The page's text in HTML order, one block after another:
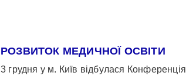
РОЗВИТОК МЕДИЧНОЇ ОСВІТИ
3 грудня у м. Київ відбулася Конференція